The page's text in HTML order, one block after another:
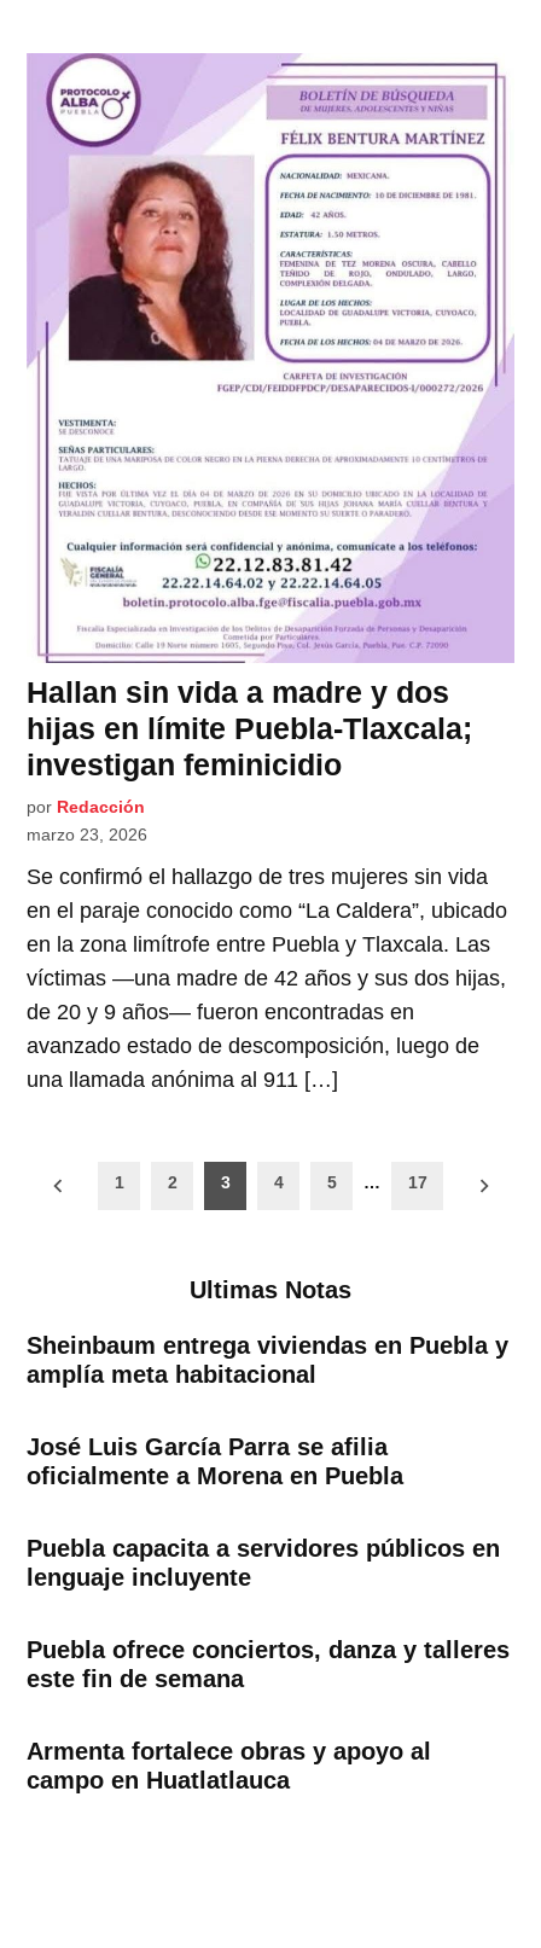
Hallan sin vida a madre y dos
hijas en límite Puebla-Tlaxcala;
investigan feminicidio
por Redacción
marzo 23, 2026
Se confirmó el hallazgo de tres mujeres sin vida
en el paraje conocido como “La Caldera”, ubicado
en la zona limítrofe entre Puebla y Tlaxcala. Las
víctimas —una madre de 42 años y sus dos hijas,
de 20 y 9 años— fueron encontradas en
avanzado estado de descomposición, luego de
una llamada anónima al 911 […]
Paginación
1 2 3 4 5 … 17
Ultimas Notas
Sheinbaum entrega viviendas en Puebla y
amplía meta habitacional
José Luis García Parra se afilia
oficialmente a Morena en Puebla
Puebla capacita a servidores públicos en
lenguaje incluyente
Puebla ofrece conciertos, danza y talleres
este fin de semana
Armenta fortalece obras y apoyo al
campo en Huatlatlauca